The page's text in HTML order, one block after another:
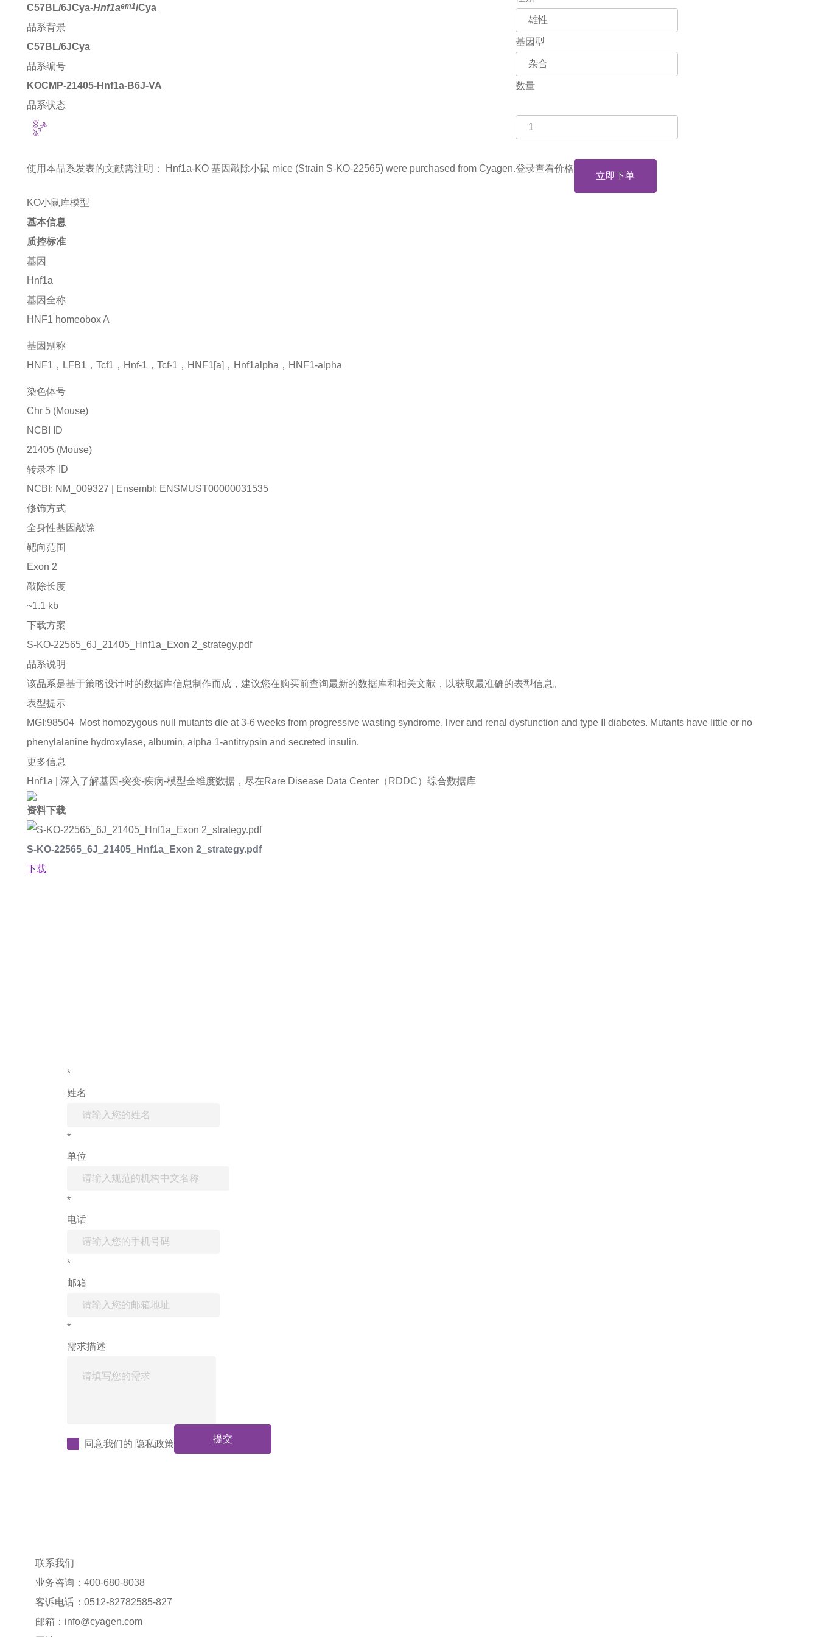
C57BL/6JCya-Hnf1aem1/Cya
品系背景
C57BL/6JCya
品系编号
KOCMP-21405-Hnf1a-B6J-VA
品系状态
使用本品系发表的文献需注明： Hnf1a-KO 基因敲除小鼠 mice (Strain S-KO-22565) were purchased from Cyagen.
基因型
数量
登录查看价格
立即下单
KO小鼠库模型
基本信息
质控标准
基因
Hnf1a
基因全称
HNF1 homeobox A
基因别称
HNF1，LFB1，Tcf1，Hnf-1，Tcf-1，HNF1[a]，Hnf1alpha，HNF1-alpha
染色体号
Chr 5 (Mouse)
NCBI ID
21405 (Mouse)
转录本 ID
NCBI: NM_009327 | Ensembl: ENSMUST00000031535
修饰方式
全身性基因敲除
靶向范围
Exon 2
敲除长度
~1.1 kb
下载方案
S-KO-22565_6J_21405_Hnf1a_Exon 2_strategy.pdf
品系说明
该品系是基于策略设计时的数据库信息制作而成，建议您在购买前查询最新的数据库和相关文献，以获取最准确的表型信息。
表型提示
MGI:98504 Most homozygous null mutants die at 3-6 weeks from progressive wasting syndrome, liver and renal dysfunction and type II diabetes. Mutants have little or no
phenylalanine hydroxylase, albumin, alpha 1-antitrypsin and secreted insulin.
更多信息
Hnf1a | 深入了解基因-突变-疾病-模型全维度数据，尽在Rare Disease Data Center（RDDC）综合数据库
资料下载
S-KO-22565_6J_21405_Hnf1a_Exon 2_strategy.pdf
下载
*
姓名
*
单位
*
电话
*
邮箱
*
需求描述
同意我们的 隐私政策 提交
联系我们
业务咨询：400-680-8038
客诉电话：0512-82782585-827
邮箱： info@cyagen.com